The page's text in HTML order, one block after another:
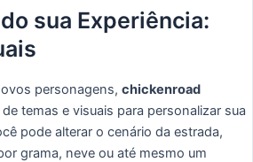
sua Experiência:
personagens, chickenroad
temas e visuais para personalizar sua
pode alterar o cenário da estrada,
grama, neve ou até mesmo um